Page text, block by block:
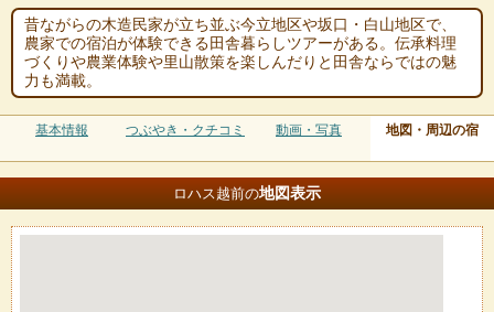
昔ながらの木造民家が立ち並ぶ今立地区や坂口・白山地区で、
農家での宿泊が体験できる田舎暮らしツアーがある。伝承料理
づくりや農業体験や里山散策を楽しんだりと田舎ならではの魅
力も満載。
基本情報 つぶやき・クチコミ 動画・写真 地図・周辺の宿
ロハス越前の地図表示